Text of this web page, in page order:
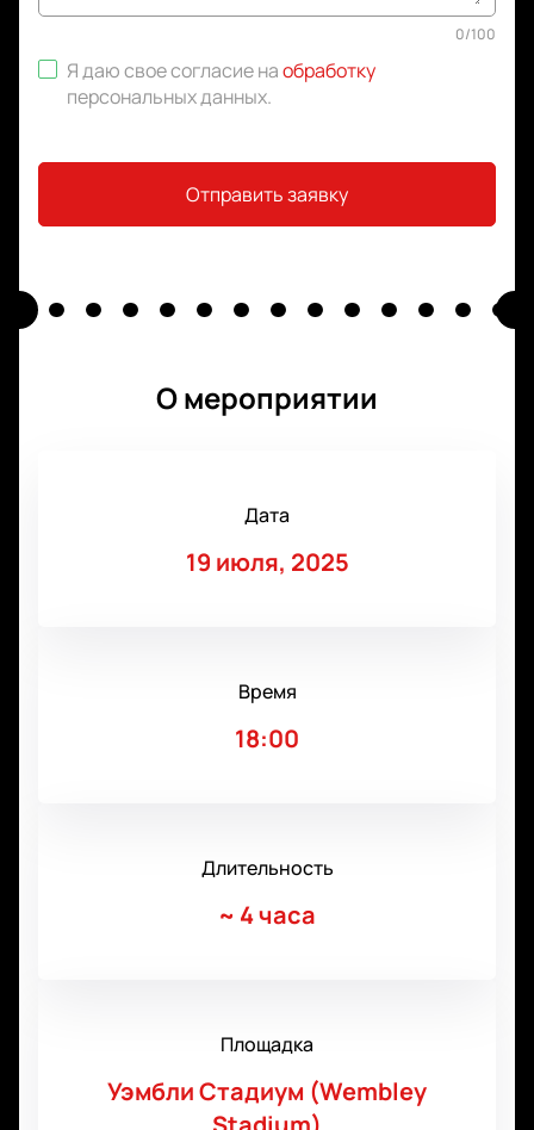
0/100
Я даю свое согласие наобработку
персональных данных.
Отправить заявку
О мероприятии
Дата
19 июля, 2025
Время
18:00
Длительность
~ 4 часа
Площадка
Уэмбли Стадиум (Wembley